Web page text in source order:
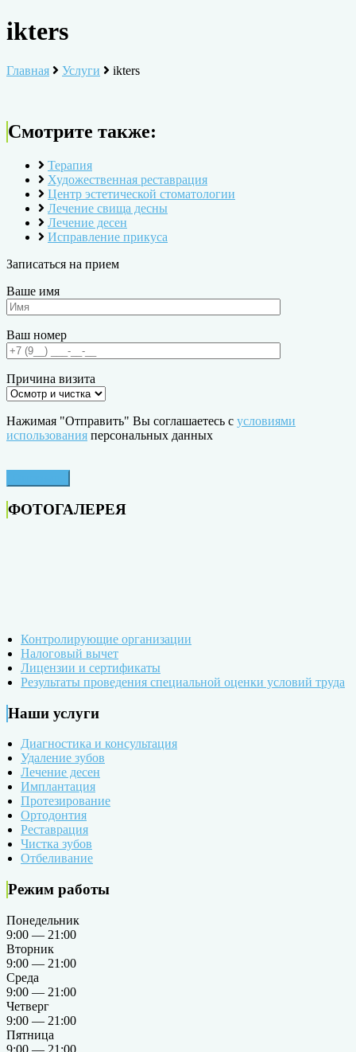
ikters
Главная Услуги ikters
Смотрите также:
Терапия
Художественная реставрация
Центр эстетической стоматологии
Лечение свища десны
Лечение десен
Исправление прикуса
Записаться на прием
Ваше имя
Ваш номер
Причина визита
Нажимая "Отправить" Вы соглашаетесь с условиями
использования персональных данных
ФОТОГАЛЕРЕЯ
Контролирующие организации
Налоговый вычет
Лицензии и сертификаты
Результаты проведения специальной оценки условий труда
Наши услуги
Диагностика и консультация
Удаление зубов
Лечение десен
Имплантация
Протезирование
Ортодонтия
Реставрация
Чистка зубов
Отбеливание
Режим работы
Понедельник
9:00 — 21:00
Вторник
9:00 — 21:00
Среда
9:00 — 21:00
Четверг
9:00 — 21:00
Пятница
9:00 — 21:00